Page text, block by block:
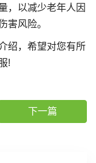
，以减少老年人因
害风险。
绍，希望对您有所
!
下一篇